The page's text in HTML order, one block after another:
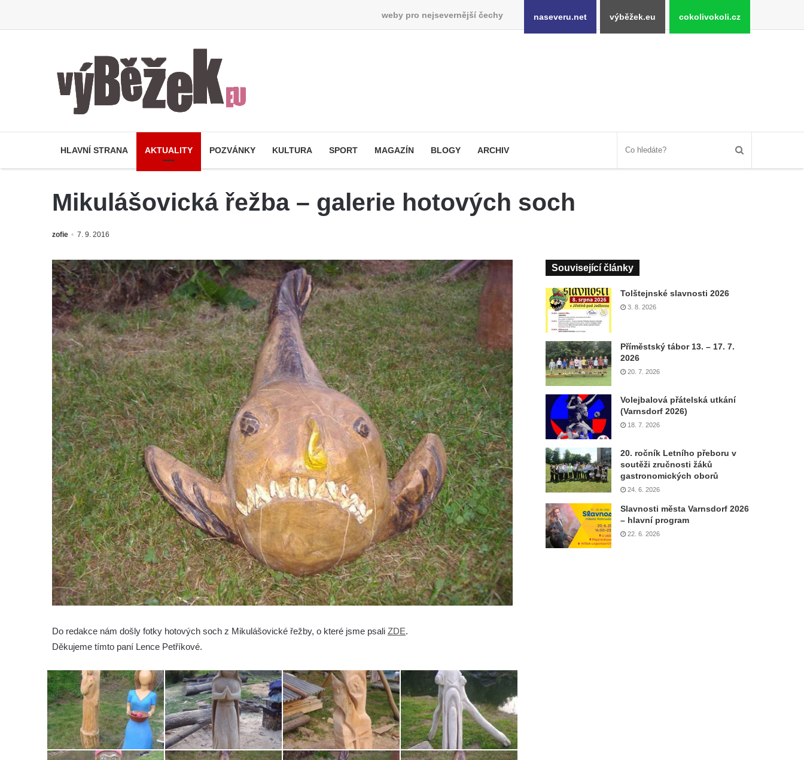
weby pro nejsevernější čechy naseveru.net výběžek.eu cokolivokoli.cz
HLAVNÍ STRANA AKTUALITY POZVÁNKY KULTURA SPORT MAGAZÍN BLOGY ARCHIV
Mikulášovická řežba – galerie hotových soch
zofie 7. 9. 2016
Do redakce nám došly fotky hotových soch z Mikulášovické řežby, o které jsme psali ZDE.
Děkujeme tímto paní Lence Petříkové.
Související články
Tolštejnské slavnosti 2026
3. 8. 2026
Příměstský tábor 13. – 17. 7.
2026
20. 7. 2026
Volejbalová přátelská utkání
(Varnsdorf 2026)
18. 7. 2026
20. ročník Letního přeboru v
soutěži zručnosti žáků
gastronomických oborů
24. 6. 2026
Slavnosti města Varnsdorf 2026
– hlavní program
22. 6. 2026